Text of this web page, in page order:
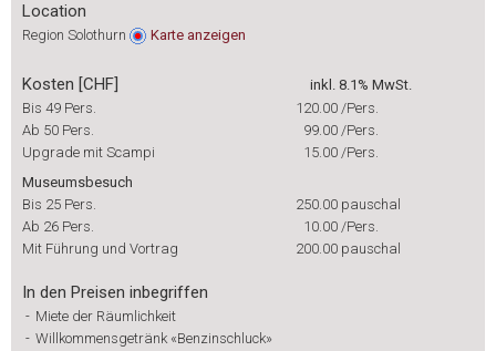
Location
Region Solothurn Karte anzeigen
Kosten [CHF]
inkl. 8.1% MwSt.
Bis 49 Pers.
120.00 /Pers.
Ab 50 Pers.
99.00 /Pers.
Upgrade mit Scampi
15.00 /Pers.
Museumsbesuch
Bis 25 Pers.
250.00 pauschal
Ab 26 Pers.
10.00 /Pers.
Mit Führung und Vortrag
200.00 pauschal
In den Preisen inbegriffen
- Miete der Räumlichkeit
- Willkommensgetränk «Benzinschluck»